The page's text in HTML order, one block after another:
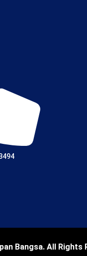
Bangsa. All Rights